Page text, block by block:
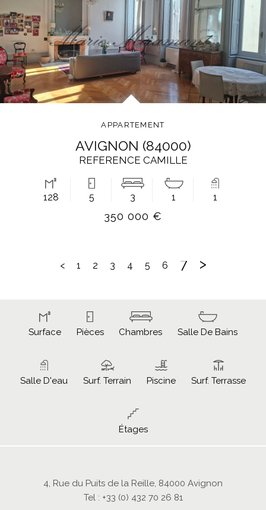
APPARTEMENT
AVIGNON (84000)
REFERENCE CAMILLE
128 5 3 1 1
350 000 €
< 1 2 3 4 5 6 7 >
Surface Pièces Chambres Salle De Bains
Salle D'eau Surf. Terrain Piscine Surf. Terrasse
Étages
4, Rue du Puits de la Reille, 84000 Avignon
Tel : +33 (0) 432 70 26 81